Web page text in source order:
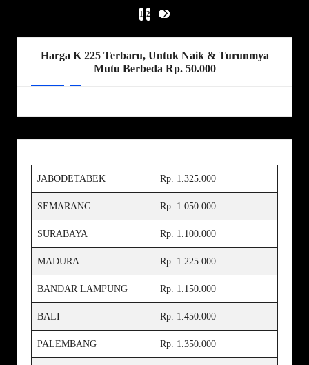
pos
1 2
NEXT
Harga K 225 Terbaru, Untuk Naik & Turunmya
Mutu Berbeda Rp. 50.000
JABODETABEK Rp. 1.325.000
SEMARANG Rp. 1.050.000
SURABAYA Rp. 1.100.000
MADURA Rp. 1.225.000
BANDAR LAMPUNG Rp. 1.150.000
BALI Rp. 1.450.000
PALEMBANG Rp. 1.350.000